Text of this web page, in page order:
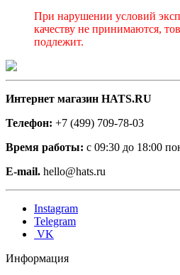
При нарушении условий
качеству не принимаются,
подлежит.
Интернет магазин HATS.RU
Телефон: +7 (499) 709-78-03
Время работы: с 09:30 до 18:00
E-mail. hello@hats.ru
Instagram
Telegram
VK
Информация